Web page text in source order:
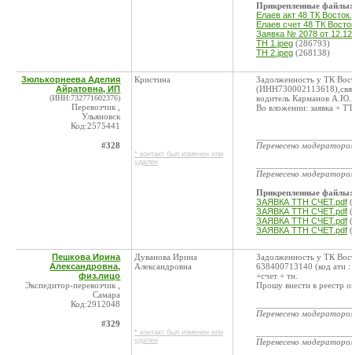
Прикрепленные файлы:
Елаев акт 48 ТК
Елаев счет 48 ТК
Заявка № 2078 от
ТН 1.jpeg (286793)
ТН 2.jpeg (268138)
Зюлькорнеева Аделия
Айратовна, ИП
(ИНН:732771602376)
Перевозчик ,
Ульяновск
Код:2575441
#328
Кристина
* контакт был изменен или
удален
Задолженность у ТК
водитель Карманов
Во вложении: заявка +
Перенесено
Перенесено
Прикрепленные файлы:
ЗАЯВКА ТТН СЧЕТ.pdf
ЗАЯВКА ТТН СЧЕТ.pdf
ЗАЯВКА ТТН СЧЕТ.pdf
ЗАЯВКА ТТН СЧЕТ.pdf
Пешкова Ирина
Александровна,
физ.лицо
Экспедитор-перевозчик ,
Самара
Код:2912048
#329
Дуванова Ирина
Александровна
* контакт был изменен или
удален
Задолженность у ТК
638400713140 (код ати :
+счет + тн.
Прошу внести в реестр
Перенесено
Перенесено